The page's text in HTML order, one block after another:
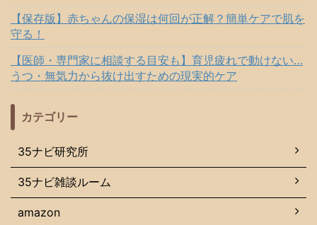
【保存版】赤ちゃんの保湿は何回が正解？簡単ケアで肌を
守る！
【医師・専門家に相談する目安も】育児疲れで動けない…
うつ・無気力から抜け出すための現実的ケア
カテゴリー
35ナビ研究所
35ナビ雑談ルーム
amazon